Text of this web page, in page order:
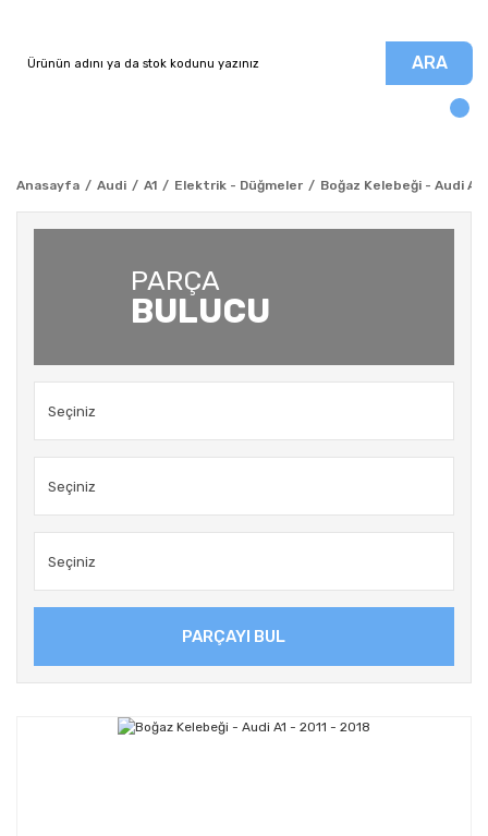
ARA
Anasayfa Audi A1 Elektrik - Düğmeler Boğaz Kelebeği - Audi A1
PARÇA
BULUCU
PARÇAYI BUL